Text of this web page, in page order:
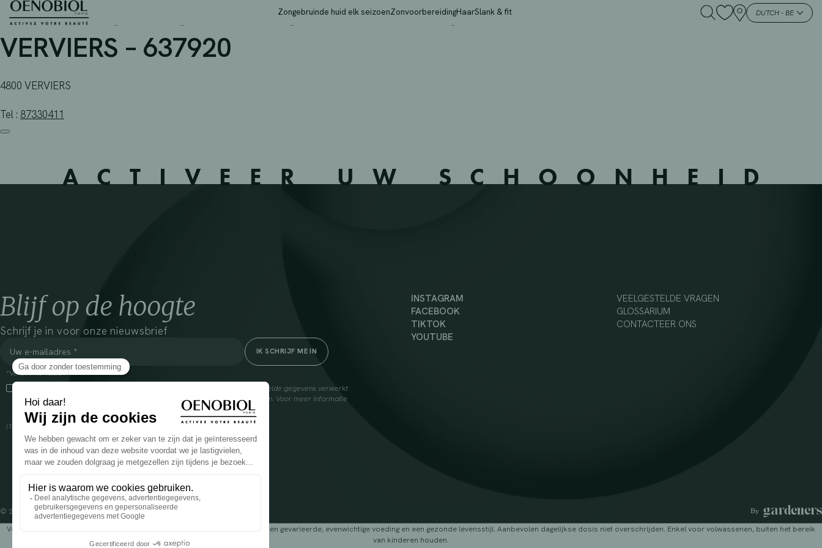
Skip
Zongebruinde huid elk seizoenZonvoorbereidingHaarSlank & fit DUTCH - BE
PHARMACIE NORMALE SA – VERVIERS – 637920 – VERVIER –
VERVIERS – 637920
4800 VERVIERS
Tel : 87330411
ACTIVEER UW SCHOONHEID
Blijf op de hoogte
Schrijf je in voor onze nieuwsbrief
*Verplichte velden
Door dit vakje aan te vinken, ga ik ermee akkoord dat Cooper(1) de verzamelde gegevens verwerkt
om mij commerciële informatie te sturen over zijn producten en aanbiedingen. Voor meer informatie
over het beheer van uw gegevens en uw rechten, klikhier
(1) Coopération pharmaceutique Française, RCS Melun 399 227 636
INSTAGRAM
FACEBOOK
TIKTOK
YOUTUBE
VEELGESTELDE VRAGEN
GLOSSARIUM
CONTACTEER ONS
© 2024 OENOBIOL PARIS
Voedingssupplement dat moet worden geconsumeerd als onderdeel van een gevarieerde, evenwichtige voeding en een gezonde levensstijl. Aanbevolen dagelijkse dosis niet overschrijden. Enkel voor volwassenen, buiten het bereik
van kinderen houden.